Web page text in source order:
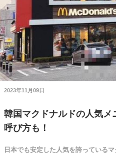
2023年11月09日
韓国マクドナルドの人気
呼び方も！
日本でも安定した人気を誇っている